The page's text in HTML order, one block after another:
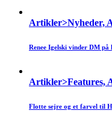
Artikler>Nyheder,
Renee Igelski vinder DM på
Artikler>Features,
Flotte sejre og et farvel til